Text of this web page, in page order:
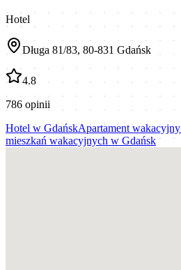
Hotel
Długa 81/83, 80-831 Gdańsk
4.8
786 opinii
Hotel w GdańskApartament wakacyjny
mieszkań wakacyjnych w Gdańsk